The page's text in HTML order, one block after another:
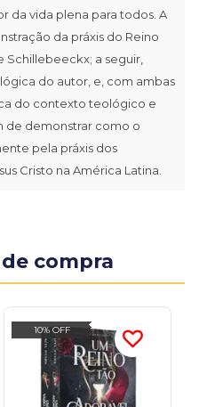
da vida plena para todos. A
da práxis do Reino
Schillebeeckx; a seguir,
do autor, e, com ambas
do contexto teológico e
de demonstrar como o
pela práxis dos
Cristo na América Latina.
compra
10% OFF